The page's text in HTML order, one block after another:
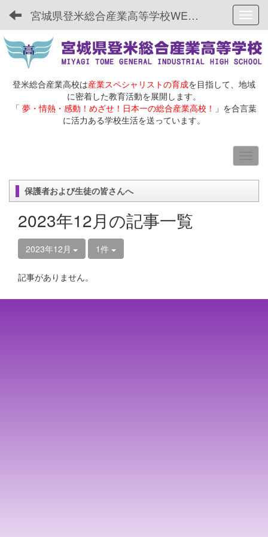
宮城県登米総合産業高等学校WEBサイト
登米総合産業高校は産業スペシャリストの育成を目指して、地域
に密着した教育活動を展開します。
「 夢・情熱・感動！めざせ！日本一の総合産業高校！ 」を合言葉
に活力ある学校生活を送っています。
保護者および生徒の皆さんへ
2023年12月の記事一覧
2023年12月 1件
記事がありません。